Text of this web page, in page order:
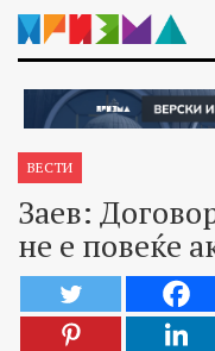
ВЕСТИ
Заев:
не е повеќе